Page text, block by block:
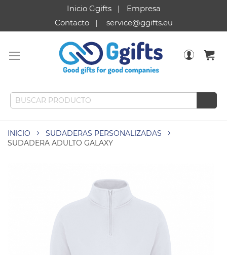
Inicio Ggifts
Empresa
Contacto
service@ggifts.eu
INICIO
SUDADERAS PERSONALIZADAS
SUDADERA ADULTO GALAXY